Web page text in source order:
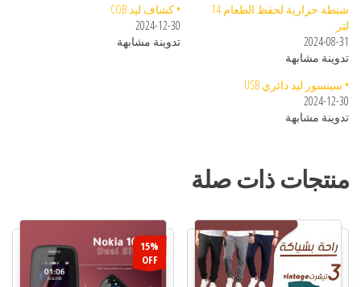
شنطة حرارية لحفظ الطعام 14
لتر
2024-08-31
تدوينة مشابهة
• كشاف ليد COB
2024-12-30
تدوينة مشابهة
• سينسور ليد دائري USB
2024-12-30
تدوينة مشابهة
منتجات ذات صلة
15%
OFF